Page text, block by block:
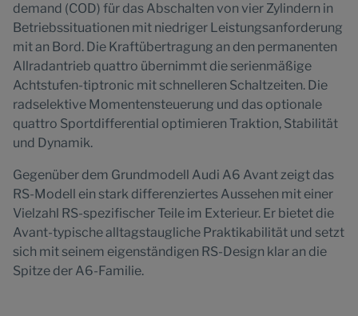
demand (COD) für das Abschalten von vier Zylindern in
Betriebssituationen mit niedriger Leistungsanforderung
mit an Bord. Die Kraftübertragung an den permanenten
Allradantrieb quattro übernimmt die serienmäßige
Achtstufen-tiptronic mit schnelleren Schaltzeiten. Die
radselektive Momentensteuerung und das optionale
quattro Sportdifferential optimieren Traktion, Stabilität
und Dynamik.
Gegenüber dem Grundmodell Audi A6 Avant zeigt das
RS-Modell ein stark differenziertes Aussehen mit einer
Vielzahl RS-spezifischer Teile im Exterieur. Er bietet die
Avant-typische alltagstaugliche Praktikabilität und setzt
sich mit seinem eigenständigen RS-Design klar an die
Spitze der A6-Familie.